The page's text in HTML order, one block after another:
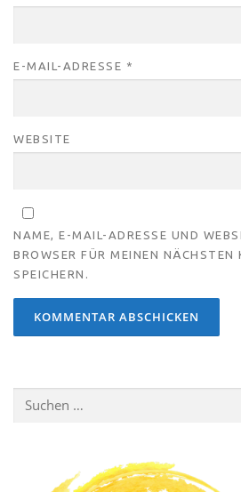
E-MAIL-ADRESSE *
WEBSITE
NAME, E-MAIL-ADRESSE UND
BROWSER FÜR MEINEN NÄCHSTEN
SPEICHERN.
Suchen